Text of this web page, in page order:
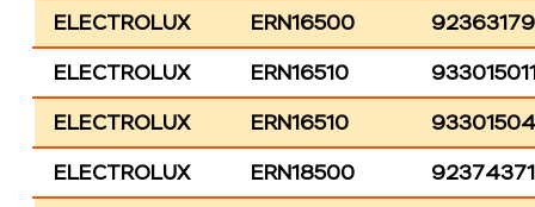
ELECTROLUX
ERN16500
ELECTROLUX
ERN16510
ELECTROLUX
ERN16510
ELECTROLUX
ERN18500